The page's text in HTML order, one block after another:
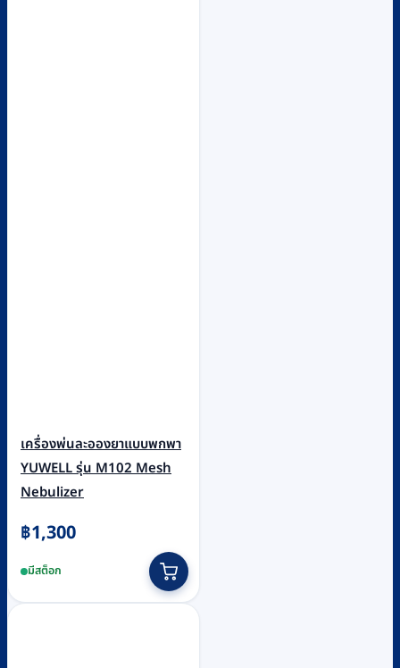
เครื่องพ่นละอองยาแบบพกพา
YUWELL รุ่น M102 Mesh
Nebulizer
฿1,300
มีสต็อก